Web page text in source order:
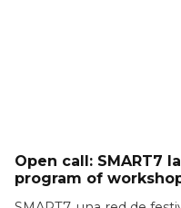
Open call: SMART7
program of